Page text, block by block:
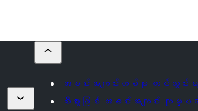
အခင်းအကျင်းတစ်ခု တင်သွင်း
စီးပွားဖြစ် အခင်းအကျင်း ကုမ္ပဏီမ